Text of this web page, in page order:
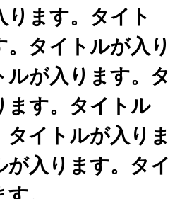
ます。タイト
タイトルが入り
ルが入ります。タ
ます。タイトル
イトルが入りま
入ります。タイ